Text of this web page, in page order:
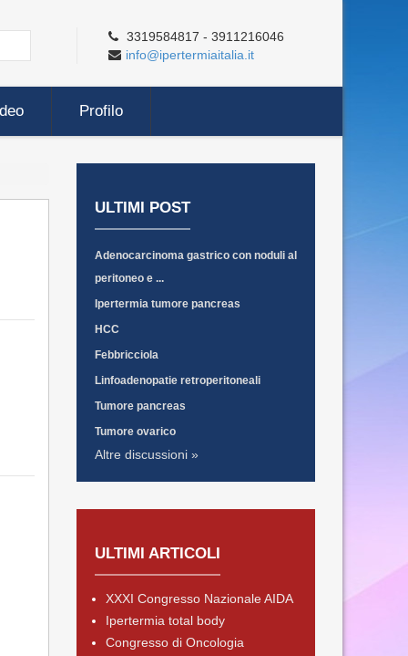
3319584817 - 3911216046
info@ipertermiaitalia.it
Profilo
ULTIMI POST
Adenocarcinoma gastrico con noduli al
peritoneo e ...
Ipertermia tumore pancreas
HCC
Febbricciola
Linfoadenopatie retroperitoneali
Tumore pancreas
Tumore ovarico
Altre discussioni »
ULTIMI ARTICOLI
XXXI Congresso Nazionale AIDA
Ipertermia total body
Congresso di Oncologia